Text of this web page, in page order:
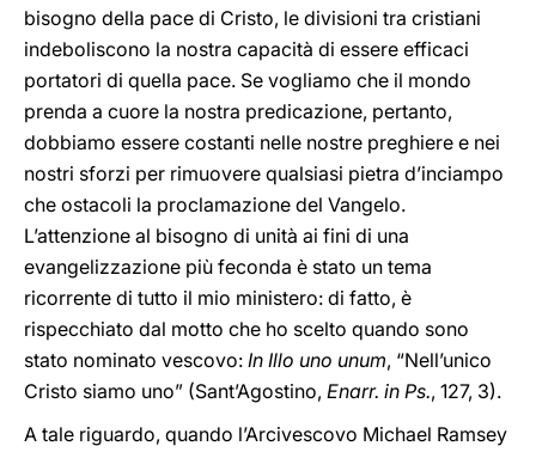
bisogno della pace di Cristo, le divisioni tra cristiani
indeboliscono la nostra capacità di essere efficaci
portatori di quella pace. Se vogliamo che il mondo
prenda a cuore la nostra predicazione, pertanto,
dobbiamo essere costanti nelle nostre preghiere e nei
nostri sforzi per rimuovere qualsiasi pietra d’inciampo
che ostacoli la proclamazione del Vangelo.
L’attenzione al bisogno di unità ai fini di una
evangelizzazione più feconda è stato un tema
ricorrente di tutto il mio ministero: di fatto, è
rispecchiato dal motto che ho scelto quando sono
stato nominato vescovo: In Illo uno unum, “Nell’unico
Cristo siamo uno” (Sant’Agostino, Enarr. in Ps., 127, 3).
A tale riguardo, quando l’Arcivescovo Michael Ramsey